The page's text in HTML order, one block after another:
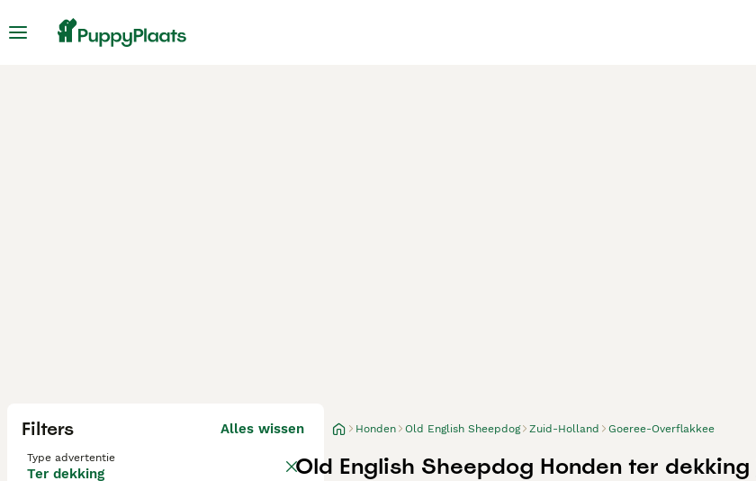
Filters Alles wissen
Type advertentie
Ter dekking
Honden Old English Sheepdog Zuid-Holland Goeree-Overflakkee
Old English Sheepdog Honden ter dekking